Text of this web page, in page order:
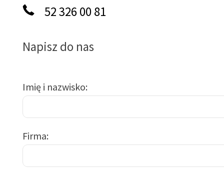
52 326 00 81
Napisz do nas
Imię i nazwisko
Firma